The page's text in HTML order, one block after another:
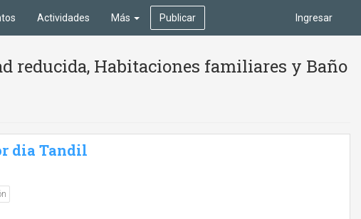
Ingresar
Actividades Más Publicar
reducida, Habitaciones familiares y Baño
dia Tandil